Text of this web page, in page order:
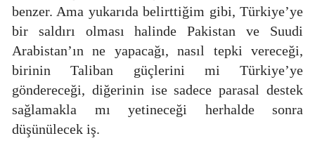
benzer. Ama yukarıda belirttiğim gibi, Türkiye’ye
bir saldırı olması halinde Pakistan ve Suudi
Arabistan’ın ne yapacağı, nasıl tepki vereceği,
birinin Taliban güçlerini mi Türkiye’ye
göndereceği, diğerinin ise sadece parasal destek
sağlamakla mı yetineceği herhalde sonra
düşünülecek iş.